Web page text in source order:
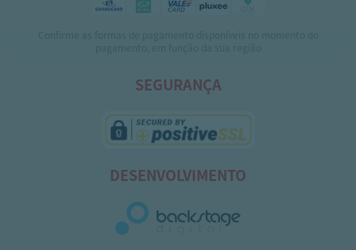
SEGURANÇA
DESENVOLVIMENTO